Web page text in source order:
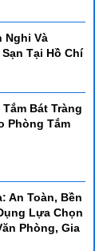
Nghi Và
Tại Hồ Chí
Bát Tràng
Phòng Tắm
An Toàn, Bền
Lựa Chọn
Phòng, Gia